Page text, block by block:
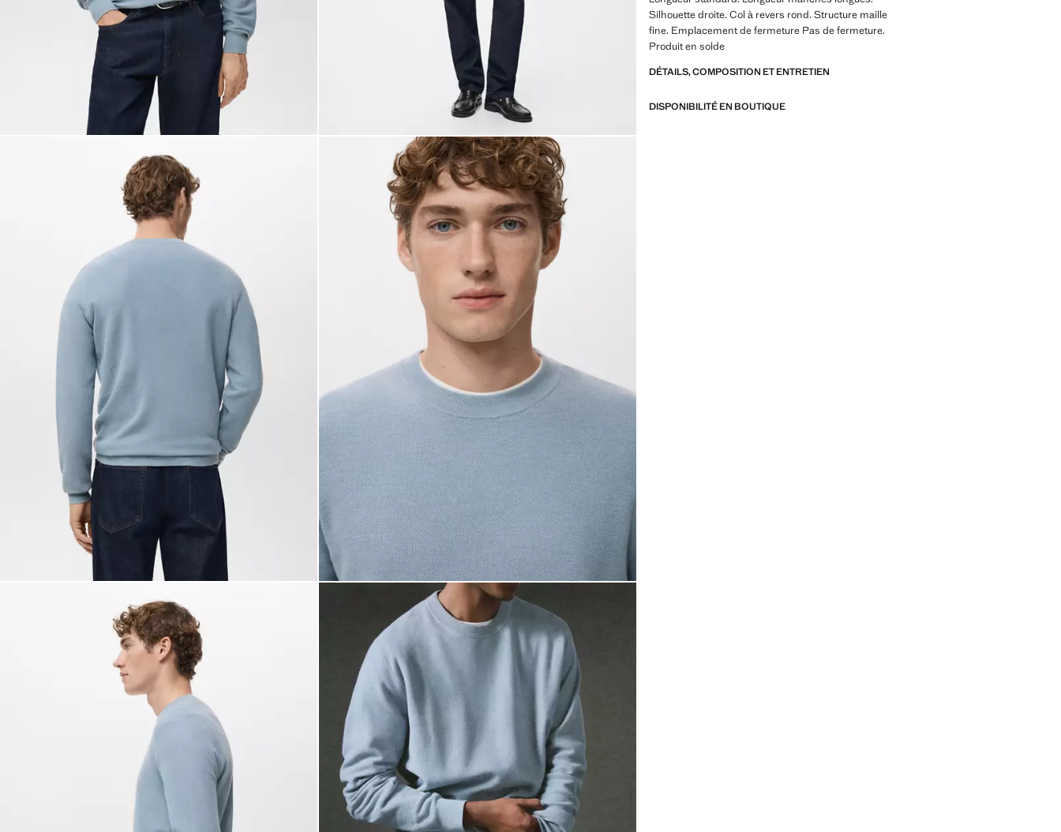
Silhouette droite. Col à revers rond. Structure maille
fine. Emplacement de fermeture Pas de fermeture.
Produit en solde
DÉTAILS, COMPOSITION ET ENTRETIEN
DISPONIBILITÉ EN BOUTIQUE